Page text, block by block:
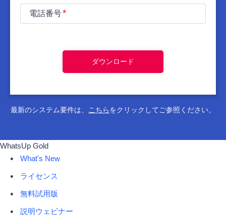
電話番号
ダウンロード
最新のシステム要件は、 こちらをクリックしてご参照ください。
WhatsUp Gold
What's New
ライセンス
無料試用版
説明ウェビナー